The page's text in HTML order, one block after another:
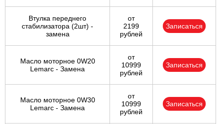
Сочи
Сургут
Тольятти
Тула
Тюмень
Втулка переднего
стабилизатора (2шт) -
замена
от
2199
рублей
Записаться
Масло моторное 0W20
Lemarc - Замена
от
10999
рублей
Записаться
Масло моторное 0W30
Lemarc - Замена
от
10999
рублей
Записаться